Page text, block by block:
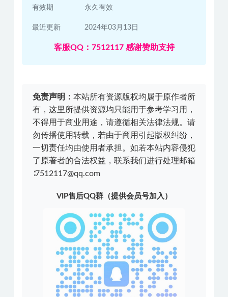
有效期 永久有效
最近更新 2024年03月13日
客服QQ：7512117 感谢赞助支持
免责声明： 本站所有资源版权均属于原作者所
有，这里所提供资源均只能用于参考学习用，
不得用于商业用途，请遵循相关法律法规。请
勿传播使用转载，若由于商用引起版权纠纷，
一切责任均由使用者承担。如若本站内容侵犯
了原著者的合法权益，联系我们进行处理邮箱
∶7512117@qq.com
VIP售后QQ群（提供会员号加入）